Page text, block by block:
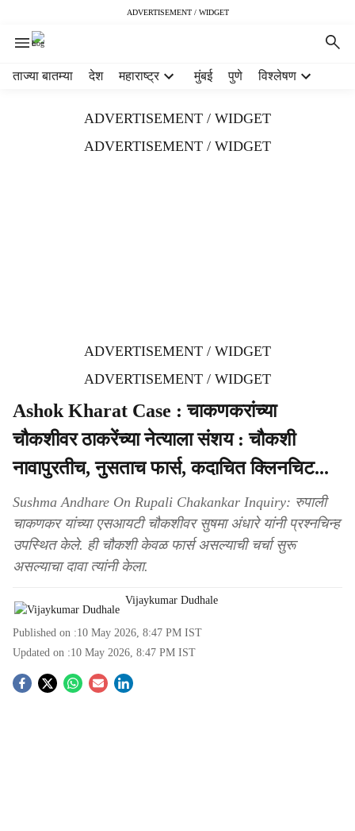
ADVERTISEMENT / WIDGET
ताज्या बातम्या देश महाराष्ट्र मुंबई पुणे विश्लेषण
ADVERTISEMENT / WIDGET
ADVERTISEMENT / WIDGET
ADVERTISEMENT / WIDGET
ADVERTISEMENT / WIDGET
Ashok Kharat Case : चाकणकरांच्या
चौकशीवर ठाकरेंच्या नेत्याला संशय : चौकशी
नावापुरतीच, नुसताच फार्स, कदाचित क्लिनचिट...
Sushma Andhare On Rupali Chakankar Inquiry: रुपाली
चाकणकर यांच्या एसआयटी चौकशीवर सुषमा अंधारे यांनी प्रश्नचिन्ह
उपस्थित केले. ही चौकशी केवळ फार्स असल्याची चर्चा सुरू
असल्याचा दावा त्यांनी केला.
Vijaykumar Dudhale
Published on :10 May 2026, 8:47 PM IST
Updated on :10 May 2026, 8:47 PM IST
S